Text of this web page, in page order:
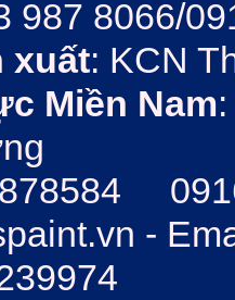
987 8066/
xuất: KCN
Miền Nam
-